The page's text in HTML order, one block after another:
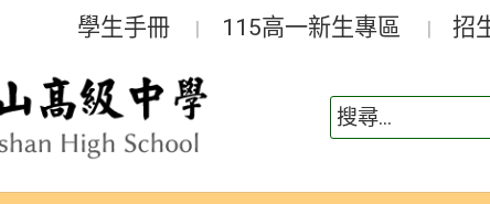
學生手冊 115高一新生專區 招